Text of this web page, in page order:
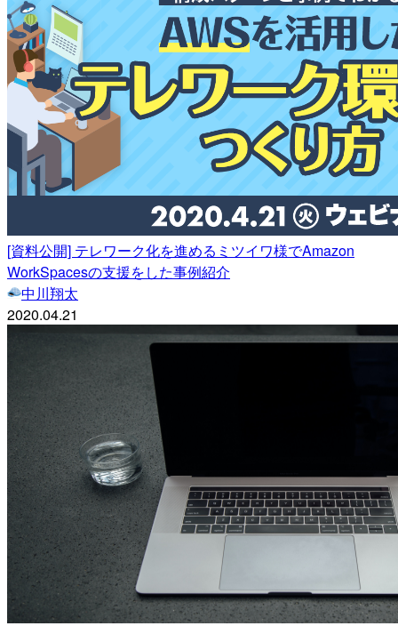
[資料公開] テレワーク化を進めるミツイワ様でAmazon
WorkSpacesの支援をした事例紹介
中川翔太
2020.04.21